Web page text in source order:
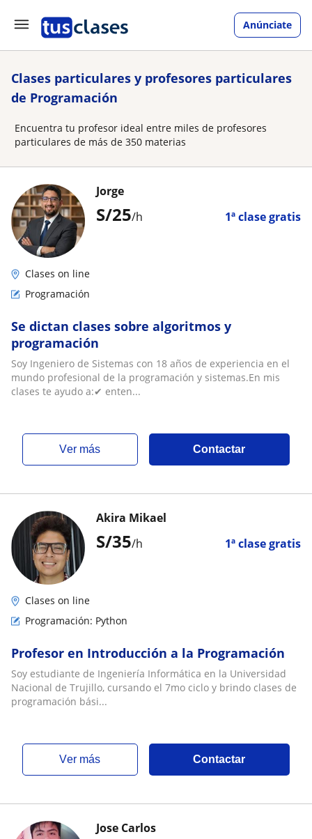
Anúnciate
Clases particulares y profesores particulares
de Programación
Encuentra tu profesor ideal entre miles de profesores
particulares de más de 350 materias
S/25/h 1ª clase gratis
Jorge
Clases on line
Programación
Se dictan clases sobre algoritmos y
programación
Soy Ingeniero de Sistemas con 18 años de experiencia en el
mundo profesional de la programación y sistemas.En mis
clases te ayudo a:✔ enten...
ver más Contactar
S/35/h 1ª clase gratis
Akira Mikael
Clases on line
Programación: Python
Profesor en Introducción a la Programación
Soy estudiante de Ingeniería Informática en la Universidad
Nacional de Trujillo, cursando el 7mo ciclo y brindo clases de
programación bási...
ver más Contactar
Jose Carlos